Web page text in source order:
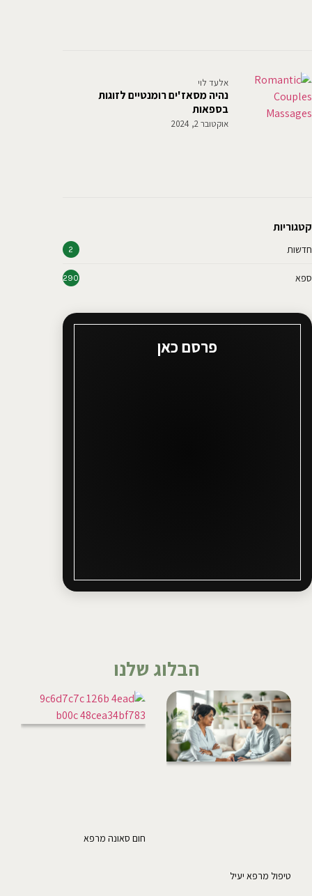
נהיה מסאז'ים רומנטיים לזוגות
בספאות
אלעד לוי
אוקטובר 2, 2024
קטגוריות
חדשות 2
ספא 290
פרסם כאן
הבלוג שלנו
טיפול מרפא יעיל
חום סאונה מרפא